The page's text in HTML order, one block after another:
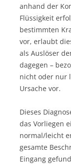
anhand der
Flüssigkeit
bestimmten
vor, erlaubt
als Auslöser
dagegen –
nicht oder nur
Ursache vor.
Dieses
das Vorliegen
normal/leicht
gesamte
Eingang